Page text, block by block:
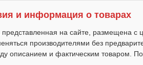
и информация о товарах
на сайте, размещена с
производителями без
описанием и фактическим товаром.